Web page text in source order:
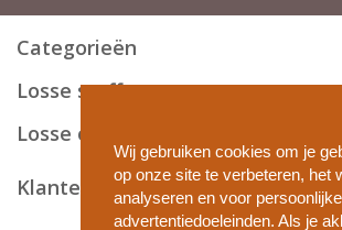
Wij gebruiken cookies om je
op onze site te verbeteren, het
analyseren en voor persoonlijke
advertentiedoeleinden. Als je
Zie ook de overige specificaties
Nu ook meetgarantie op
Koop veilig en vertrouwd met de
gordijn altijd passend is. Op Prisma is
meetgarantiedan ook van toepassing.
klanten staan bij ons hoog in het vaandel.
Categorieën
Losse stoffen
Losse onderdelen
Klantenservice